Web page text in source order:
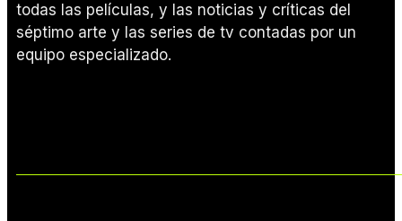
todas las películas, y las noticias y críticas del
séptimo arte y las series de tv contadas por un
equipo especializado.